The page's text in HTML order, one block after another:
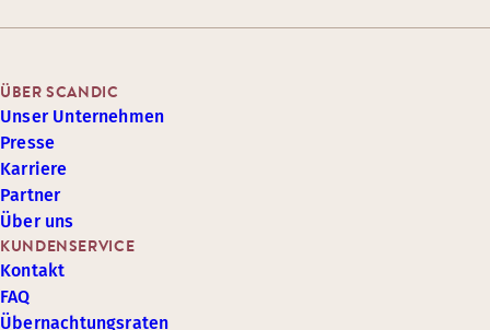
KUNDENSERVICE
Kontakt
FAQ
Übernachtungsraten
ÜBER SCANDIC
Unser Unternehmen
Presse
Karriere
Partner
Über uns